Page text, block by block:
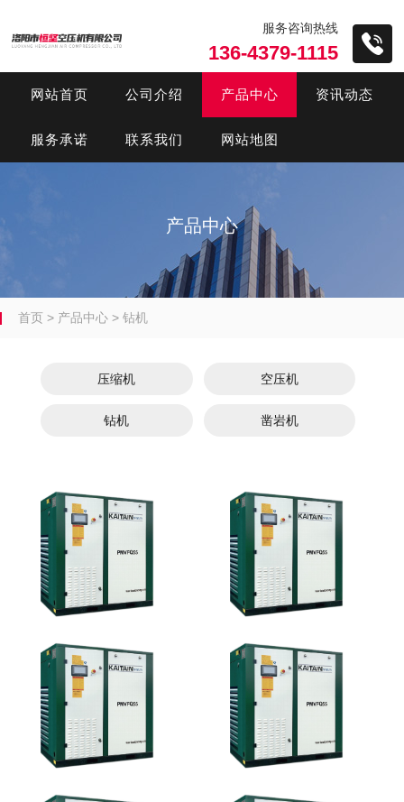
服务咨询热线
136-4379-1115
网站首页 公司介绍 产品中心 资讯动态
服务承诺 联系我们 网站地图
产品中心
首页 > 产品中心 > 钻机
压缩机 空压机
钻机 凿岩机